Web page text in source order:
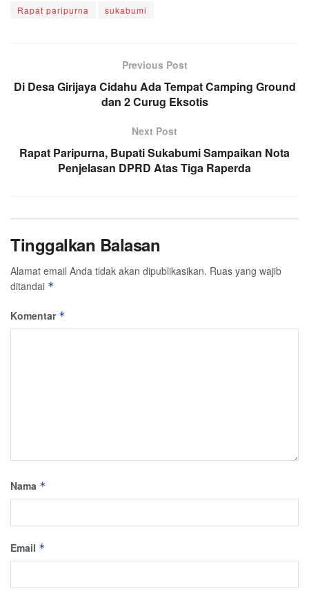
Rapat paripurna
sukabumi
Previous Post
Di Desa Girijaya Cidahu Ada Tempat Camping Ground
dan 2 Curug Eksotis
Next Post
Rapat Paripurna, Bupati Sukabumi Sampaikan Nota
Penjelasan DPRD Atas Tiga Raperda
Tinggalkan Balasan
Alamat email Anda tidak akan dipublikasikan. Ruas yang wajib
ditandai *
Komentar *
Nama *
Email *